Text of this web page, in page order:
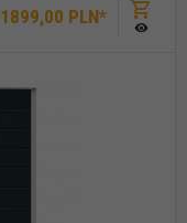
1899,00 PLN*